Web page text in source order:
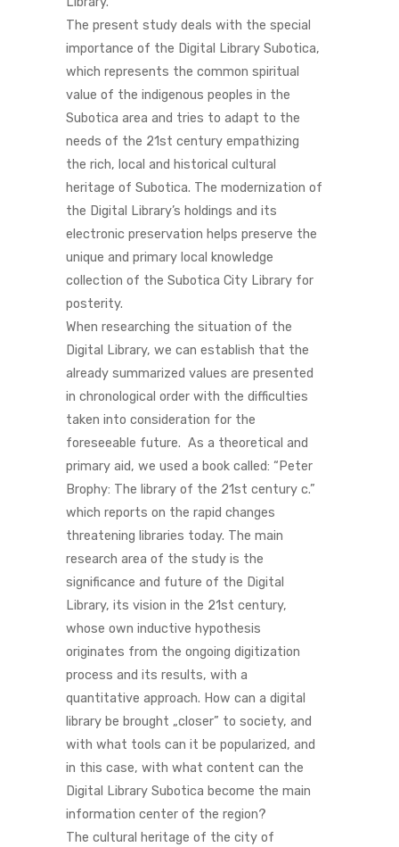
The present study deals with the special
importance of the Digital Library Subotica,
which represents the common spiritual
value of the indigenous peoples in the
Subotica area and tries to adapt to the
needs of the 21st century empathizing
the rich, local and historical cultural
heritage of Subotica. The modernization of
the Digital Library’s holdings and its
electronic preservation helps preserve the
unique and primary local knowledge
collection of the Subotica City Library for
posterity.
When researching the situation of the
Digital Library, we can establish that the
already summarized values ​​are presented
in chronological order with the difficulties
taken into consideration for the
foreseeable future. As a theoretical and
primary aid, we used a book called: “Peter
Brophy: The library of the 21st century c.”
which reports on the rapid changes
threatening libraries today. The main
research area of ​​the study is the
significance and future of the Digital
Library, its vision in the 21st century,
whose own inductive hypothesis
originates from the ongoing digitization
process and its results, with a
quantitative approach. How can a digital
library be brought „closer” to society, and
with what tools can it be popularized, and
in this case, with what content can the
Digital Library Subotica become the main
information center of the region?
The cultural heritage of the city of